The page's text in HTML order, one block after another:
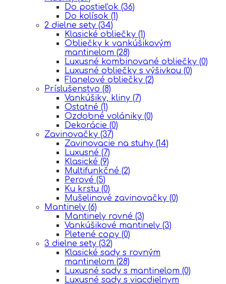
Do postieľok (36)
Do kolísok (1)
2 dielne sety (34)
Klasické obliečky (1)
Obliečky k vankúšikovým
mantinelom (28)
Luxusné kombinované obliečky (0)
Luxusné obliečky s výšivkou (0)
Flanelové obliečky (2)
Príslušenstvo (8)
Vankúšiky, kliny (7)
Ostatné (1)
Ozdobné volániky (0)
Dekorácie (0)
Zavinovačky (37)
Zavinovacie na stuhy (14)
Luxusné (7)
Klasické (9)
Multifunkčné (2)
Perové (5)
Ku krstu (0)
Mušelinové zavinovačky (0)
Mantinely (6)
Mantinely rovné (3)
Vankúšikové mantinely (3)
Pletené copy (0)
3 dielne sety (32)
Klasické sady s rovným
mantinelom (28)
Luxusné sady s mantinelom (0)
Luxusné sady s viacdielnym